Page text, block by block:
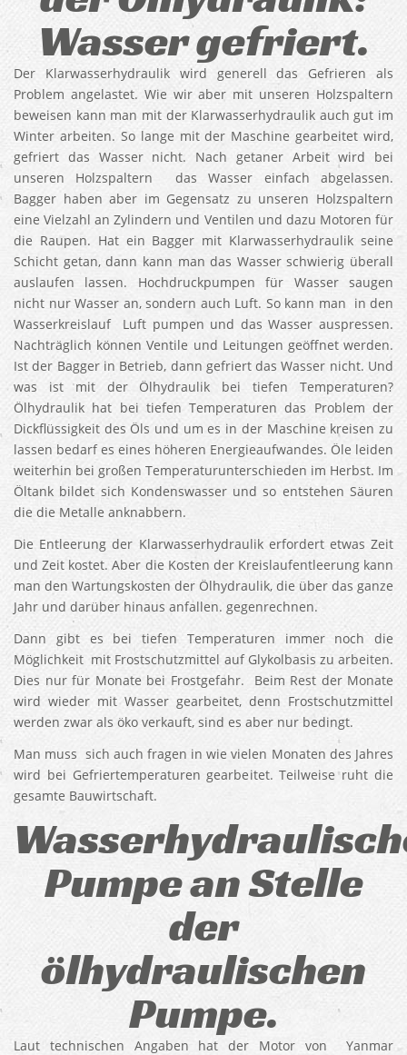
Wasser gefriert.
Der Klarwasserhydraulik wird generell das Gefrieren als
Problem angelastet. Wie wir aber mit unseren Holzspaltern
beweisen kann man mit der Klarwasserhydraulik auch gut im
Winter arbeiten. So lange mit der Maschine gearbeitet wird,
gefriert das Wasser nicht. Nach getaner Arbeit wird bei
unseren Holzspaltern das Wasser einfach abgelassen.
Bagger haben aber im Gegensatz zu unseren Holzspaltern
eine Vielzahl an Zylindern und Ventilen und dazu Motoren für
die Raupen. Hat ein Bagger mit Klarwasserhydraulik seine
Schicht getan, dann kann man das Wasser schwierig überall
auslaufen lassen. Hochdruckpumpen für Wasser saugen
nicht nur Wasser an, sondern auch Luft. So kann man in den
Wasserkreislauf Luft pumpen und das Wasser auspressen.
Nachträglich können Ventile und Leitungen geöffnet werden.
Ist der Bagger in Betrieb, dann gefriert das Wasser nicht. Und
was ist mit der Ölhydraulik bei tiefen Temperaturen?
Ölhydraulik hat bei tiefen Temperaturen das Problem der
Dickflüssigkeit des Öls und um es in der Maschine kreisen zu
lassen bedarf es eines höheren Energieaufwandes. Öle leiden
weiterhin bei großen Temperaturunterschieden im Herbst. Im
Öltank bildet sich Kondenswasser und so entstehen Säuren
die die Metalle anknabbern.
Die Entleerung der Klarwasserhydraulik erfordert etwas Zeit
und Zeit kostet. Aber die Kosten der Kreislaufentleerung kann
man den Wartungskosten der Ölhydraulik, die über das ganze
Jahr und darüber hinaus anfallen. gegenrechnen.
Dann gibt es bei tiefen Temperaturen immer noch die
Möglichkeit mit Frostschutzmittel auf Glykolbasis zu arbeiten.
Dies nur für Monate bei Frostgefahr. Beim Rest der Monate
wird wieder mit Wasser gearbeitet, denn Frostschutzmittel
werden zwar als öko verkauft, sind es aber nur bedingt.
Man muss sich auch fragen in wie vielen Monaten des Jahres
wird bei Gefriertemperaturen gearbeitet. Teilweise ruht die
gesamte Bauwirtschaft.
Pumpe an Stelle
der
ölhydraulischen
Pumpe.
Laut technischen Angaben hat der Motor von Yanmar